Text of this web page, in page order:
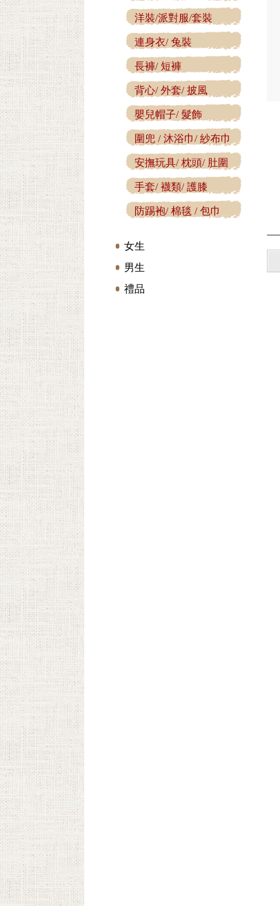
洋裝/派對服/套裝
連身衣/ 兔裝
長褲/ 短褲
背心/ 外套/ 披風
嬰兒帽子/ 髮飾
圍兜 / 沐浴巾/ 紗布巾
安撫玩具/ 枕頭/ 肚圍
手套/ 襪類/ 護膝
防踢袍/ 棉毯 / 包巾
女生
男生
禮品